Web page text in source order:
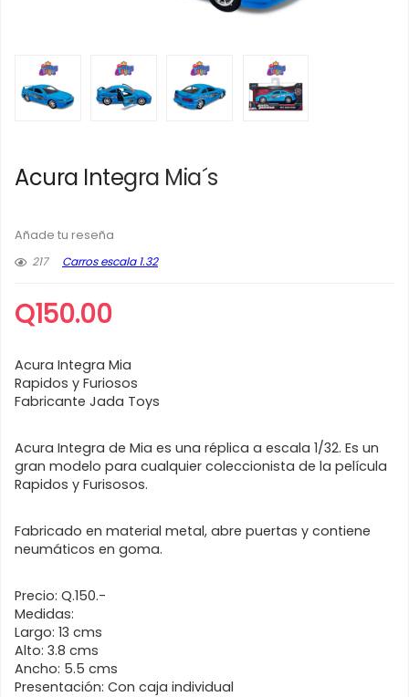
Acura Integra Mia´s
Añade tu reseña
217
Carros escala 1.32
Q150.00
Acura Integra Mia
Rapidos y Furiosos
Fabricante Jada Toys
Acura Integra de Mia es una réplica a escala 1/32. Es un
gran modelo para cualquier coleccionista de la película
Rapidos y Furisosos.
Fabricado en material metal, abre puertas y contiene
neumáticos en goma.
Precio: Q.150.-
Medidas:
Largo: 13 cms
Alto: 3.8 cms
Ancho: 5.5 cms
Presentación: Con caja individual